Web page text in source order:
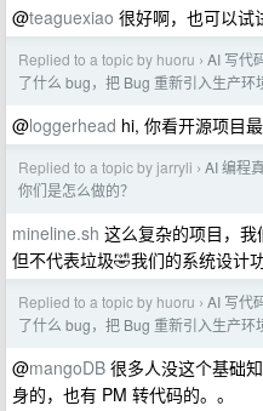
@teaguexiao 很好啊，也可以试
Replied to a topic by huoru › AI 写代
了什么 bug，把 Bug 重新引入生产环
@loggerhead hi, 你看开源项目
Replied to a topic by jarryli › AI 编程
你们是怎么做的？
mineline.sh 这么复杂的项目，
但不代表垃圾🤣我们的系统设计
Replied to a topic by huoru › AI 写代
了什么 bug，把 Bug 重新引入生产环
@mangoDB 很多人没这个基础
身的，也有 PM 转代码的。。